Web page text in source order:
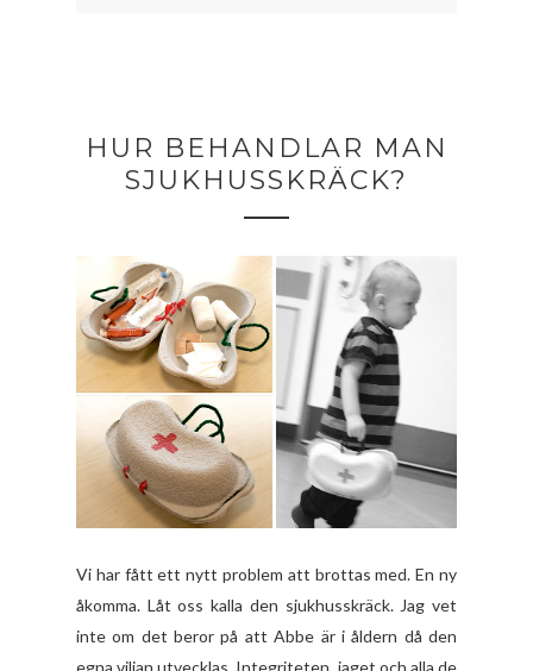
HUR BEHANDLAR MAN
SJUKHUSSKRÄCK?
Vi har fått ett nytt problem att brottas med. En ny
åkomma. Låt oss kalla den sjukhusskräck. Jag vet
inte om det beror på att Abbe är i åldern då den
egna viljan utvecklas. Integriteten, jaget och alla de